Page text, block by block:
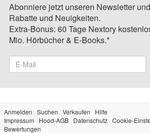
Abonniere jetzt unseren Newsletter
Rabatte und Neuigkeiten.
Extra-Bonus: 60 Tage Nextory
Mio. Hörbücher & E-Books.*
Anmelden Suchen Verkaufen
Hilfe
Impressum
Hood-AGB Datenschutz Cookie-
Bewertungen